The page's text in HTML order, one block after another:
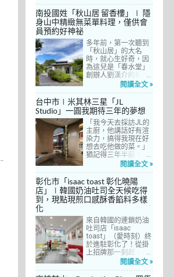
阿姨及桄甄老師誠懇
給我建議，其他都是
一堆來亂的！哈～ 從
宮」到台中的
「澀」，再比較了幾
間價位較親民的牛排
餐廳……，最終，小禎
選定了阿姨及表弟剛
去吃過的「法森小
館」，理由很簡單：
歐法套餐1680元起的
價位可以接受，而且
不是無菜單料理，從
開胃菜、湯品、主
菜、甜點等，通通可
以選自己喜歡的，小
禎覺得能夠自由搭配
很讚！而且「法森小
館」是台中老字號的
不斷，能夠屹立不搖
這麼多年，一定有它
的道理在呀！
南投國姓「秋山居 留香樓」∣ 隱
身山中精緻無菜單料理，僅供會
員預約好神祕
多年前，第一次聽到
「秋山居」的大名
時，就心生好奇，因
為這兒是「春水堂」
創辦人劉漢介的私人
招待所，只對會員開
自從十多年前搬回彰
化之後，小禎才開始
上春水堂吃飯、喝
茶，有一度還把春水
堂當麵店在吃，每週
到台中上課時，總忍
不住奔入春水堂，點
上一碗「XO醬拌麵」
搭配一杯茶飲，後來
也嘗試過其他茶點，
對春水堂的餐飲很有
信心。因此，一得知
秋山居是春水堂創辦
人開設的，感覺就是
食的小禎而言，自然
深具吸引力。
閱讀全文 »
台中市∣米其林三星「JL
Studio」一圓我期待三年的夢想
「我今天去採訪JL的
主廚，他講話好有渲
染力，搞得我現在好
想去吃他做的菜。」
猶記得三年半前，當
米其林評鑑要來台中
做了一次得獎預測，
於是我因為工作踏入
JL Studio，當天回家
之後，我就迫不及待
從事美食採訪20多
年，只採訪沒吃的店
也不計其數，但從沒
有一家餐廳讓我這樣
充滿渴望，留下「真
的好想吃吃看」的懸
閱讀全文 »
彰化市「isaac toast 彰化曉陽
店」∣韓國奶油吐司全天候吃得
到，現點現煎口感酥香餡料多樣
化
來自韓國的連鎖奶油
吐司店「isaac
toast」（愛時刻）終
於進駐彰化了！從掛
上招牌那一刻起，小
禎就想著找時間來吃
閱讀全文 »